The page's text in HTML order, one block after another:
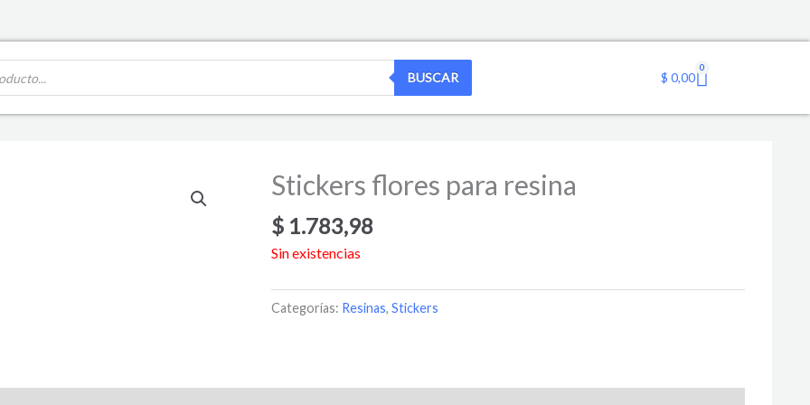
BUSCAR $ 0,00
0
Cart
Stickers flores para resina
$1.783,98
Sin existencias
Categorías: Resinas, Stickers